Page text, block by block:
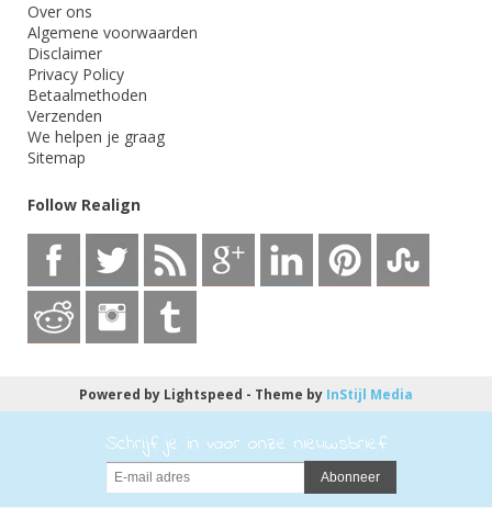
Over ons
Algemene voorwaarden
Disclaimer
Privacy Policy
Betaalmethoden
Verzenden
We helpen je graag
Sitemap
Follow Realign
Powered by Lightspeed - Theme by InStijl Media
Schrijf je in voor onze nieuwsbrief:
Abonneer